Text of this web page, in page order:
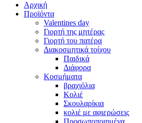
Αρχική
Προϊόντα
Valentines day
Γιορτή της μητέρας
Γιορτή του πατέρα
Διακοσμητικά τοίχου
Παιδικά
Διάφορα
Κοσμήματα
βραχιόλια
Kολιέ
Σκουλαρίκια
κολιέ με αφιερώσεις